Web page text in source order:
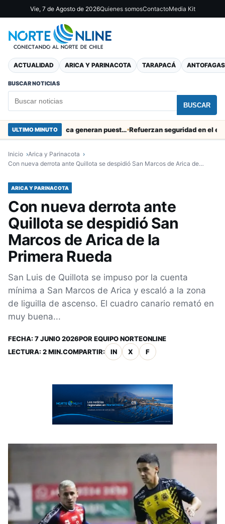
Vie, 7 de Agosto de 2026Quienes somosContactoMedia Kit
ACTUALIDAD ARICA Y PARINACOTA TARAPACÁ
BUSCAR NOTICIAS
BUSCAR
ULTIMO MINUTO Obras de Aguas del Altiplano en Arica generan puestos de trabajo Refuerzan seguridad en el entorno
Inicio
Arica y Parinacota
Con nueva derrota ante Quillota se despidió San Marcos de Arica de…
ARICA Y PARINACOTA
Con nueva derrota ante
Quillota se despidió San
Marcos de Arica de la
Primera Rueda
San Luis de Quillota se impuso por la cuenta
mínima a San Marcos de Arica y escaló a la zona
de liguilla de ascenso. El cuadro canario remató en
muy buena...
FECHA: 7 JUNIO 2026POR EQUIPO NORTEONLINE
LECTURA: 2 MIN.COMPARTIR: IN X F